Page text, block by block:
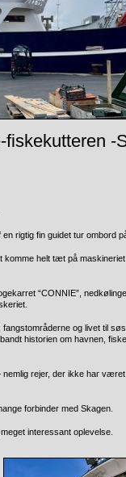
-
rigtig fin guidet tur ombord
helt tæt på
“CONNIE”,
og livet til
historien om havnen,
rejer, der ikke har
forbinder med Skagen.
interessant oplevelse.